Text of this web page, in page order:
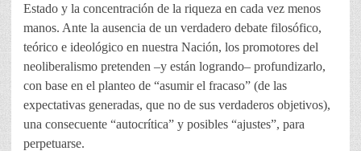
Estado y la concentración de la riqueza en cada vez menos
manos. Ante la ausencia de un verdadero debate filosófico,
teórico e ideológico en nuestra Nación, los promotores del
neoliberalismo pretenden –y están logrando– profundizarlo,
con base en el planteo de “asumir el fracaso” (de las
expectativas generadas, que no de sus verdaderos objetivos),
una consecuente “autocrítica” y posibles “ajustes”, para
perpetuarse.